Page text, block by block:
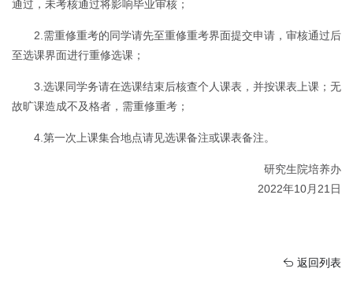
通过，未考核通过将影响毕业审核；
2.需重修重考的同学请先至重修重考界面提交申请，审核通过后
至选课界面进行重修选课；
3.选课同学务请在选课结束后核查个人课表，并按课表上课；无
故旷课造成不及格者，需重修重考；
4.第一次上课集合地点请见选课备注或课表备注。
研究生院培养办
2022年10月21日
返回列表